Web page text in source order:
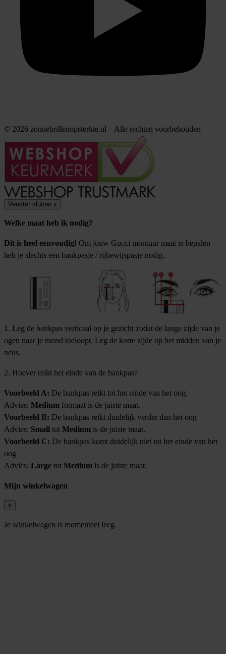
© 2026 zonnebrillenopsterkte.nl – Alle rechten voorbehouden
Venster sluiten x
Welke maat heb ik nodig?
Dit is heel eenvoudig! Om jouw Gucci montuur maat te bepalen
heb je slechts een bankpasje / rijbewijspasje nodig.
1. Leg de bankpas verticaal op je gezicht zodat de lange zijde van je
ogen naar je mond toeloopt. Leg de korte zijde op het midden van je
neus.
2. Hoever reikt het einde van de bankpas?
Voorbeeld A: De bankpas reikt tot het einde van het oog.
Advies: Medium formaat is de juiste maat.
Voorbeeld B: De bankpas reikt duidelijk verder dan het oog
Advies: Small tot Medium is de juiste maat.
Voorbeeld C: De bankpas komt duidelijk niet tot het einde van het
oog
Advies: Large tot Medium is de juiste maat.
Mijn winkelwagen
x
Je winkelwagen is momenteel leeg.